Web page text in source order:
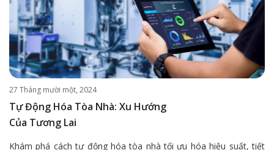
27 Tháng mười một, 2024
Tự Động Hóa Tòa Nhà: Xu Hướng
Của Tương Lai
Khám phá cách tự động hóa tòa nhà tối ưu hóa hiệu suất, tiết